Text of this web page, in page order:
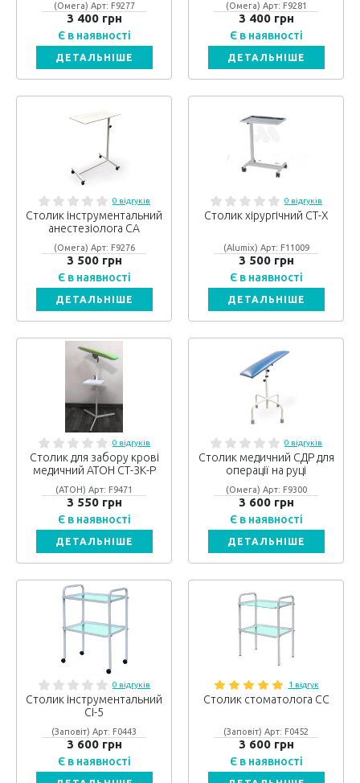
(Омега) Арт: F9277
3 400 грн
Є в наявності
ДЕТАЛЬНІШЕ
(Омега) Арт: F9281
3 400 грн
Є в наявності
ДЕТАЛЬНІШЕ
0 відгуків
Столик інструментальний
анестезіолога СА
(Омега) Арт: F9276
3 500 грн
Є в наявності
ДЕТАЛЬНІШЕ
0 відгуків
Столик хірургічний СТ-Х
(Alumix) Арт: F11009
3 500 грн
Є в наявності
ДЕТАЛЬНІШЕ
0 відгуків
Столик для забору крові
медичний АТОН СТ-ЗК-Р
(АТОН) Арт: F9471
3 550 грн
Є в наявності
ДЕТАЛЬНІШЕ
0 відгуків
Столик медичний СДР для
операції на руці
(Омега) Арт: F9300
3 600 грн
Є в наявності
ДЕТАЛЬНІШЕ
0 відгуків
Столик інструментальний
СІ-5
(Заповіт) Арт: F0443
3 600 грн
Є в наявності
1 відгук
Столик стоматолога СС
(Заповіт) Арт: F0452
3 600 грн
Є в наявності